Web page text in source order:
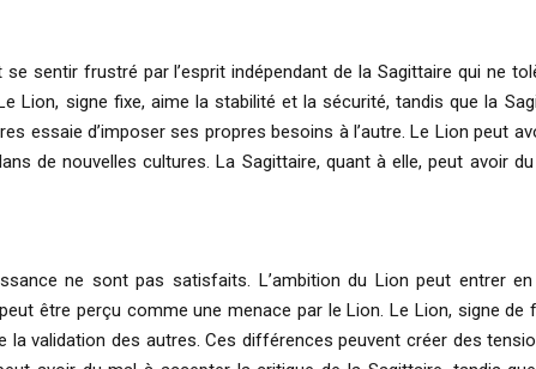
sentir frustré par l’esprit indépendant de la Sagittaire qui ne
Lion, signe fixe, aime la stabilité et la sécurité, tandis que la
essaie d’imposer ses propres besoins à l’autre. Le Lion peut
de nouvelles cultures. La Sagittaire, quant à elle, peut avoir
ne sont pas satisfaits. L’ambition du Lion peut entrer
être perçu comme une menace par le Lion. Le Lion, signe
la validation des autres. Ces différences peuvent créer des